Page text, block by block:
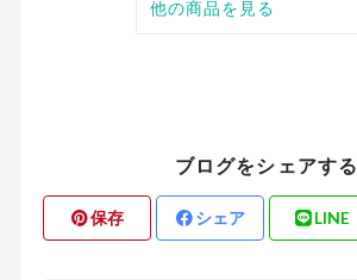
ブログをシェアする
保存 シェア LINE